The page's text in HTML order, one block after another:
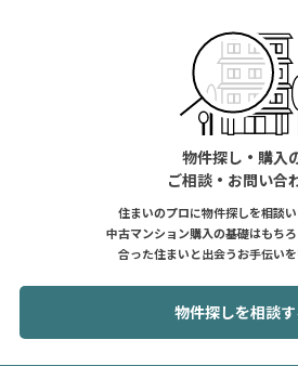
物件探し・購入
ご相談・お問い合
住まいのプロに物件探しを相談い
中古マンション購入の基礎はもち
合った住まいと出会うお手伝いを
物件探しを相談